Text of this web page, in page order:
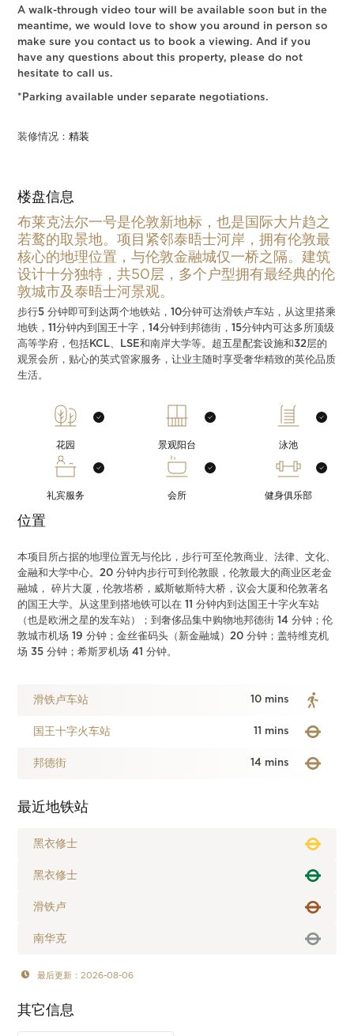
A walk-through video tour will be available soon but in the
meantime, we would love to show you around in person so
make sure you contact us to book a viewing. And if you
have any questions about this property, please do not
hesitate to call us.
*Parking available under separate negotiations.
装修情况：精装
楼盘信息
布莱克法尔一号是伦敦新地标，也是国际大片趋之
若鹜的取景地。项目紧邻泰晤士河岸，拥有伦敦最
核心的地理位置，与伦敦金融城仅一桥之隔。建筑
设计十分独特，共50层，多个户型拥有最经典的伦
敦城市及泰晤士河景观。
步行5 分钟即可到达两个地铁站，10分钟可达滑铁卢车站，从这里搭乘
地铁，11分钟内到国王十字，14分钟到邦德街，15分钟内可达多所顶级
高等学府，包括KCL、LSE和南岸大学等。超五星配套设施和32层的
观景会所，贴心的英式管家服务，让业主随时享受奢华精致的英伦品质
生活。
花园 景观阳台 泳池
礼宾服务 会所 健身俱乐部
位置
本项目所占据的地理位置无与伦比，步行可至伦敦商业、法律、文化、
金融和大学中心。20 分钟内步行可到伦敦眼，伦敦最大的商业区老金
融城， 碎片大厦，伦敦塔桥，威斯敏斯特大桥，议会大厦和伦敦著名
的国王大学。从这里到搭地铁可以在 11 分钟内到达国王十字火车站
（也是欧洲之星的发车站）；到奢侈品集中购物地邦德街 14 分钟；伦
敦城市机场 19 分钟；金丝雀码头（新金融城）20 分钟；盖特维克机
场 35 分钟；希斯罗机场 41 分钟。
滑铁卢车站 10 mins
国王十字火车站 11 mins
邦德街 14 mins
最近地铁站
黑衣修士
黑衣修士
滑铁卢
南华克
最后更新：2026-08-06
其它信息